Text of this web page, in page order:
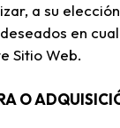
a su
en
Sitio Web.
O